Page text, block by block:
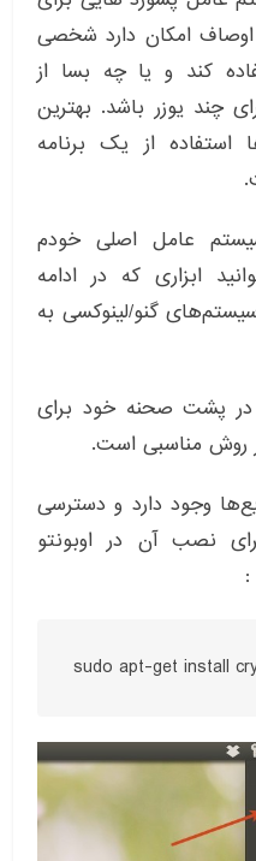
اوصاف امکان دارد شخصی
کند و یا چه بسا از
چند یوزر باشد. بهترین
استفاده از یک برنامه
عامل اصلی خودم
ابزاری که در ادامه
گنو/لینوکسی به
برنامه cryptkeeper از EncFs در پشت صحنه خود برای
روش مناسبی است.
وجود دارد و دسترسی
نصب آن در اوبونتو
:
sudo apt-get install